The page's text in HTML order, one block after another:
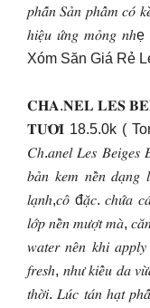
𝑝ℎ𝑎̂́𝑛 𝑆𝑎̉𝑛 𝑝ℎ𝑎̂̉𝑚 𝑐𝑜́
ℎ𝑖𝑒̣̂𝑢 𝑢̛́𝑛𝑔 𝑚𝑜̉𝑛𝑔
Xóm Săn Giá Rẻ
𝐂𝐇𝐀.𝐍𝐄𝐋 𝐋𝐄𝐒
𝐓𝐔̛𝐎̛𝐈 18.5.0k (
𝐶ℎ.𝑎𝑛𝑒𝑙 𝐿𝑒𝑠 𝐵𝑒𝑖𝑔𝑒𝑠
𝑏𝑎̉𝑛 𝑘𝑒𝑚 𝑛𝑒̂̀𝑛 𝑑𝑎̣𝑛𝑔
𝑙𝑎̣𝑛ℎ,𝑐𝑜̂ đ𝑎̣̆𝑐. 𝑐ℎ𝑢̛́𝑎
𝑙𝑜̛́𝑝 𝑛𝑒̂̀𝑛 𝑚𝑢̛𝑜̛̣𝑡 𝑚𝑎̀,
𝑤𝑎𝑡𝑒𝑟 𝑛𝑒̂𝑛 𝑘ℎ𝑖
𝑓𝑟𝑒𝑠ℎ, 𝑛ℎ𝑢̛ 𝑘𝑖𝑒̂̉𝑢 𝑑𝑎
𝑡ℎ𝑜̛̀𝑖. 𝐿𝑢́𝑐 𝑡𝑎́𝑛 ℎ𝑎̣𝑡